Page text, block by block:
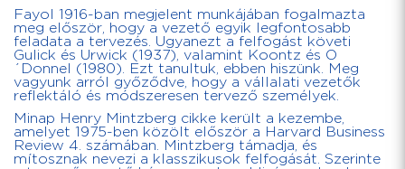
Fayol 1916-ban megjelent munkájában fogalmazta
meg először, hogy a vezető egyik legfontosabb
feladata a tervezés. Ugyanezt a felfogást követi
Gulick és Urwick (1937), valamint Koontz és O
´Donnel (1980). Ezt tanultuk, ebben hiszünk. Meg
vagyunk arról győződve, hogy a vállalati vezetők
reflektáló és módszeresen tervező személyek.
Minap Henry Mintzberg cikke került a kezembe,
amelyet 1975-ben közölt először a Harvard Business
Review 4. számában. Mintzberg támadja, és
mítosznak nevezi a klasszikusok felfogását. Szerinte